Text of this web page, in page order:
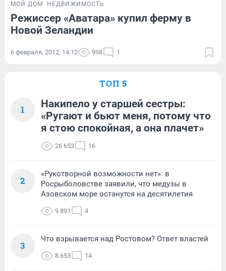
МОЙ ДОМ НЕДВИЖИМОСТЬ
Режиссер «Аватара» купил ферму в
Новой Зеландии
6 февраля, 2012, 14:12 998 1
ТОП 5
1
Накипело у старшей сестры:
«Ругают и бьют меня, потому что
я стою спокойная, а она плачет»
26 653 16
2
«Рукотворной возможности нет»: в
Росрыболовстве заявили, что медузы в
Азовском море останутся на десятилетия
9 891 4
3
Что взрывается над Ростовом? Ответ властей
8 653 14